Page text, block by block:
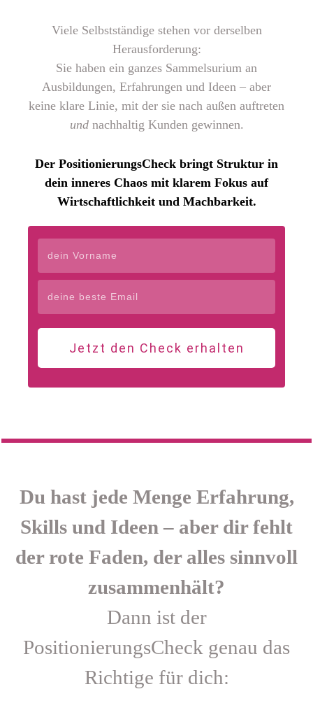
Viele Selbstständige stehen vor derselben
Herausforderung:
Sie haben ein ganzes Sammelsurium an
Ausbildungen, Erfahrungen und Ideen – aber
keine klare Linie, mit der sie nach außen auftreten
undnachhaltig Kunden gewinnen.
Der PositionierungsCheck bringt Struktur in
dein inneres Chaos mit klarem Fokus auf
Wirtschaftlichkeit und Machbarkeit.
Jetzt den Check erhalten
Du hast jede Menge Erfahrung,
Skills und Ideen – aber dir fehlt
der rote Faden, der alles sinnvoll
zusammenhält?
Dann ist der
PositionierungsCheck genau das
Richtige für dich: